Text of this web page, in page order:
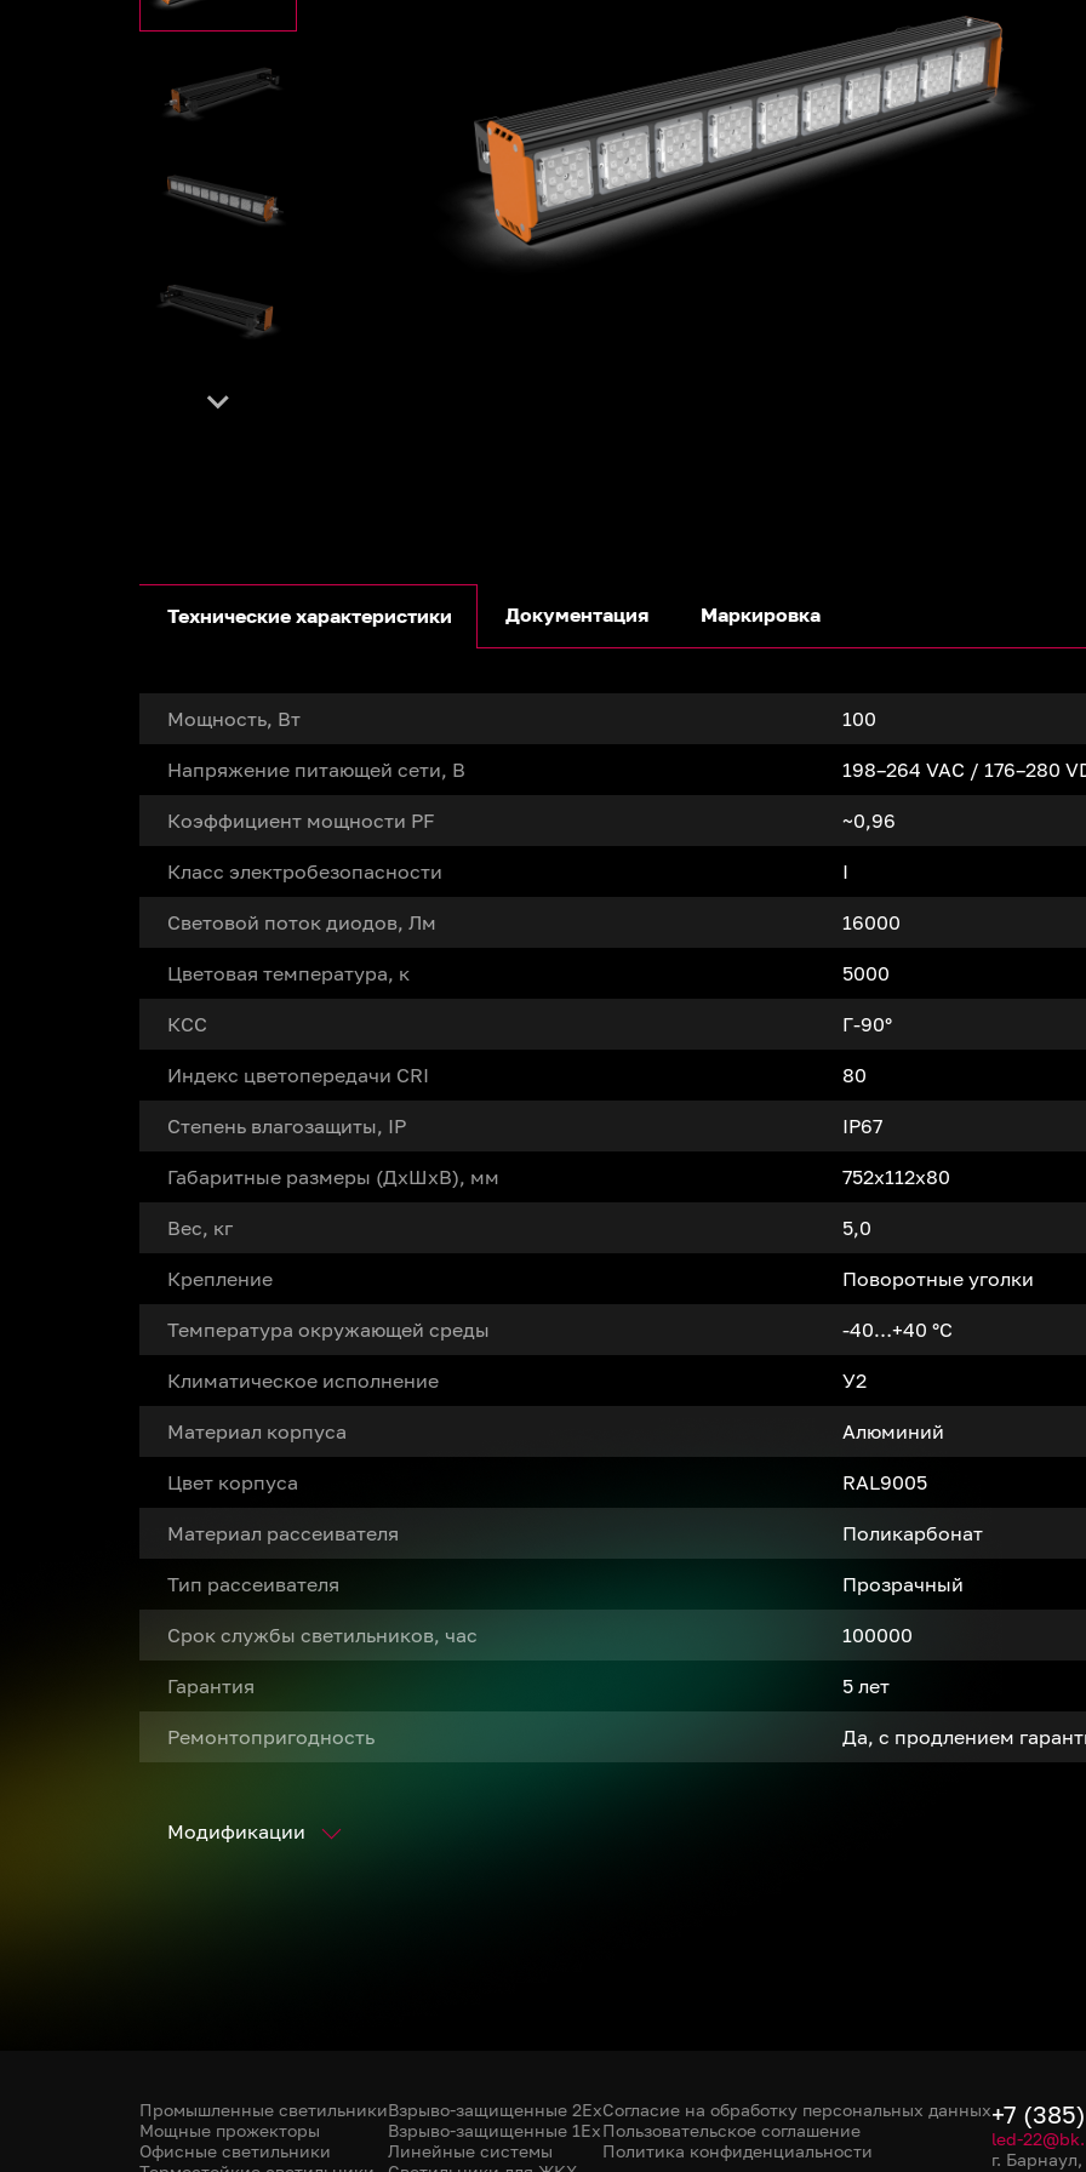
Технические характеристики Документация Маркировка
Мощность, Вт 100
Напряжение питающей сети, В 198–264 VAC / 176–280
Коэффициент мощности PF ~0,96
Класс электробезопасности I
Световой поток диодов, Лм 16000
Цветовая температура, к 5000
КСС Г-90°
Индекс цветопередачи CRI 80
Степень влагозащиты, IP IP67
Габаритные размеры (ДxШxВ), мм 752x112x80
Вес, кг 5,0
Крепление Поворотные уголки
Температура окружающей среды -40…+40 °С
Климатическое исполнение У2
Материал корпуса Алюминий
Цвет корпуса RAL9005
Материал рассеивателя Поликарбонат
Тип рассеивателя Прозрачный
Срок службы светильников, час 100000
Гарантия 5 лет
Ремонтопригодность Да, с продлением
Модификации
Промышленные светильники
Мощные прожекторы
Офисные светильники
Взрыво-защищенные 2Ex
Взрыво-защищенные 1Ex
Линейные системы
Согласие на обработку персональных данных
Пользовательское соглашение
Политика конфиденциальности
+7
led-
г.